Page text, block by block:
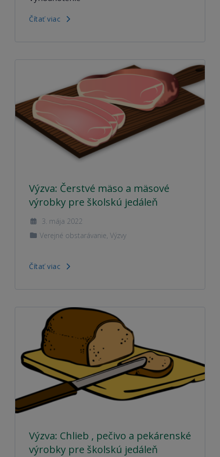
Čítať viac
Výzva: Čerstvé mäso a mäsové
výrobky pre školskú jedáleň
3. mája 2022
Verejné obstarávanie, Výzvy
Čítať viac
Výzva: Chlieb , pečivo a pekárenské
výrobky pre školskú jedáleň